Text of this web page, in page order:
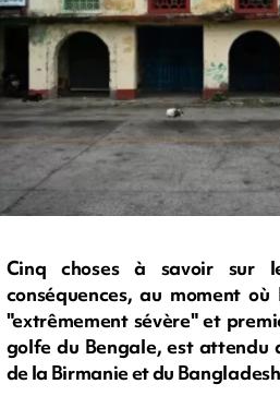
Cinq choses à savoir sur
conséquences, au moment
"extrêmement sévère" et
golfe du Bengale, est attendu
de la Birmanie et du